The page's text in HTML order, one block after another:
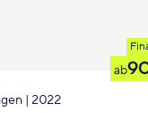
ab
| 2022